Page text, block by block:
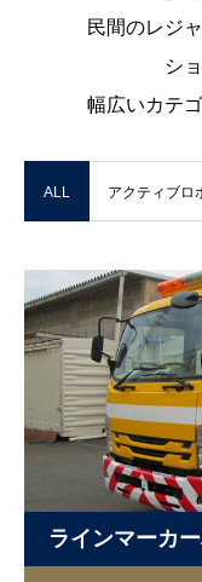
民間のレジ
シ
幅広いカテ
ALL アクティブロ
ラインマーカ